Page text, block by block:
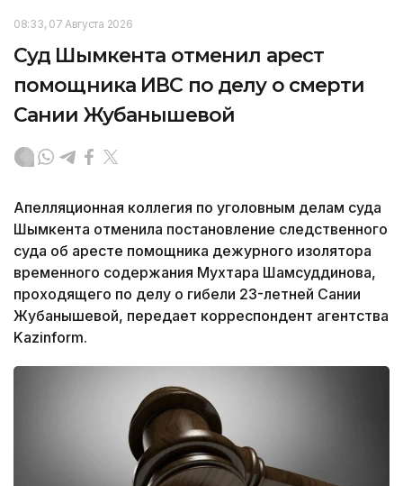
08:33, 07 Августа 2026
Суд Шымкента отменил арест
помощника ИВС по делу о смерти
Сании Жубанышевой
Апелляционная коллегия по уголовным делам суда
Шымкента отменила постановление следственного
суда об аресте помощника дежурного изолятора
временного содержания Мухтара Шамсуддинова,
проходящего по делу о гибели 23-летней Сании
Жубанышевой, передает корреспондент агентства
Kazinform.